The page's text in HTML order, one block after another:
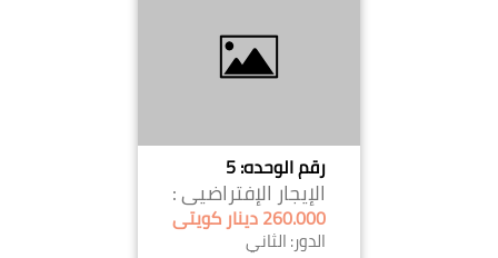
رقم الوحده: 5
الإيجار الإفتراضيى :
260.000 دينار كويتى
الدور: الثاني